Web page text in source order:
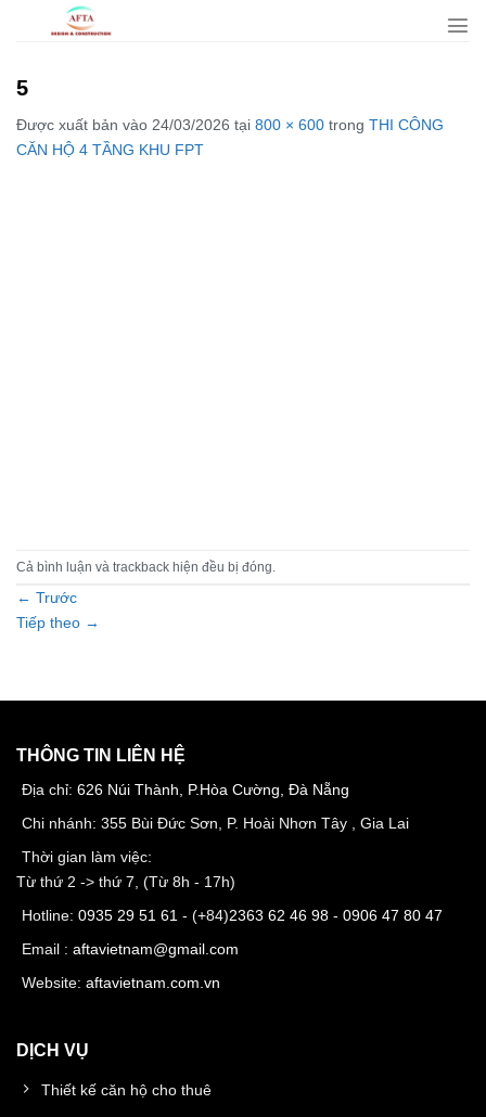
dung
5
Được xuất bản vào 24/03/2026 tại 800 × 600 trong THI CÔNG
CĂN HỘ 4 TẦNG KHU FPT
Cả bình luận và trackback hiện đều bị đóng.
← Trước
Tiếp theo →
THÔNG TIN LIÊN HỆ
Địa chỉ: 626 Núi Thành, P.Hòa Cường, Đà Nẵng
Chi nhánh: 355 Bùi Đức Sơn, P. Hoài Nhơn Tây , Gia Lai
Thời gian làm việc:
Từ thứ 2 -> thứ 7, (Từ 8h - 17h)
Hotline: 0935 29 51 61 - (+84)2363 62 46 98 - 0906 47 80 47
Email : aftavietnam@gmail.com
Website: aftavietnam.com.vn
DỊCH VỤ
Thiết kế căn hộ cho thuê